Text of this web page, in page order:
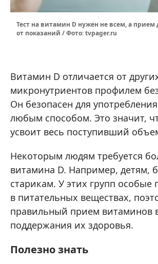
Тест на витамин D нужен не всем, а прием
от показаний / Фото: tvpager.ru
Витамин D отличается от
микронутриентов профилем
Он безопасен для
любым способом. Это значит,
усвоит весь поступивший
Некоторым людям требуется
витамина D. Например, детям,
старикам. У этих групп особые
в питательных веществах,
правильный прием витаминов
поддержания их здоровья.
Полезно знать